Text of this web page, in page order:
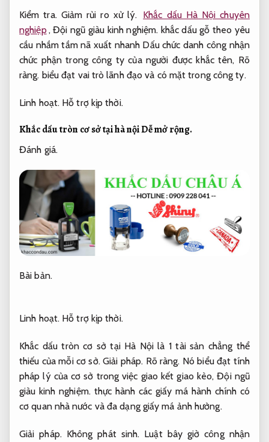
Kiểm tra. Giảm rủi ro xử lý.
Khắc dấu Hà Nội chuyên
nghiệp ,Đội ngũ giàu kinh nghiệm. khắc dấu gỗ theo yêu
cầu nhầm tầm nã xuất nhanh Dấu chức danh công nhận
chức phận trong công ty của người được khắc tên, Rõ
ràng. biểu đạt vai trò lãnh đạo và có mặt trong công ty.
Linh hoạt. Hỗ trợ kịp thời.
Khắc dấu tròn cơ sở tại hà nộiDễ mở rộng.
Đánh giá.
Bài bản.
Linh hoạt. Hỗ trợ kịp thời.
Khắc dấu tròn cơ sở tại Hà Nội là 1 tài sản chẳng thể
thiếu của mỗi cơ sở.Giải pháp. Rõ ràng. Nó biểu đạt tính
pháp lý của cơ sở trong việc giao kết giao kèo,Đội ngũ
giàu kinh nghiệm.thực hành các giấy má hành chính có
cơ quan nhà nước và đa dạng giấy má ảnh hưởng.
Giải pháp. Không phát sinh. Luật bây giờ công nhận